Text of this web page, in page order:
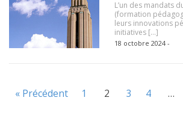
L’un des mandats
(formation
leurs innovations
initiatives […]
18 octobre 2024 -
« Précédent 1 2 3 4 …